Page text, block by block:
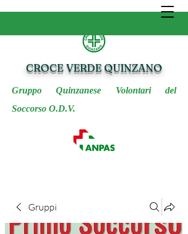
CROCE VERDE QUINZANO
Gruppo Quinzanese Volontari del
Soccorso O.D.V.
Gruppi